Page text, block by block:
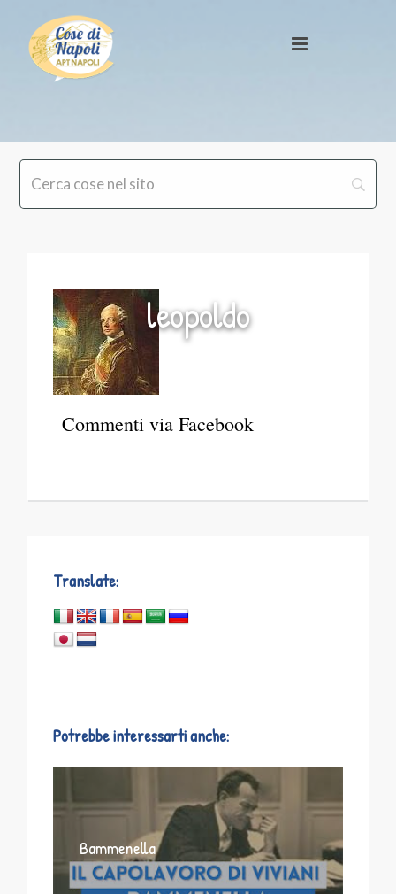
leopoldo
Commenti via Facebook
Translate:
Potrebbe interessarti anche:
Bammenella